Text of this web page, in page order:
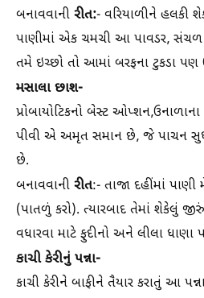
બનાવવાની રીત:- વરિયાળીને હલકી
પાણીમાં એક ચમચી આ પાવડર,
તમે ઇચ્છો તો આમાં બરફના ટુકડા પણ
મસાલા છાશ-
પ્રોબાયોટિકનો બેસ્ટ
પીવી એ અમૃત સમાન છે, જે પાચન
છે.
બનાવવાની રીત:- તાજા દહીંમાં
(પાતળું કરો). ત્યારબાદ તેમાં શેકેલું
વધારવા માટે ફુદીનો અને લીલા ધાણા
કાચી કેરીનું પન્ના-
કાચી કેરીને બાફીને તૈયાર કરાતું આ